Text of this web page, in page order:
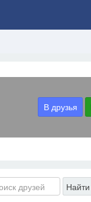
В друзья
Найти